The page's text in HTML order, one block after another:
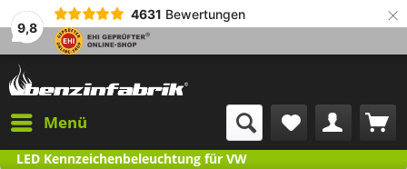
9,8
4631 Bewertungen ×
Menü
LED Kennzeichenbeleuchtung für VW